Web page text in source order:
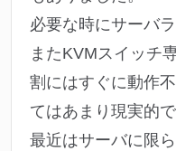
必要な時にサーバ
またKVMスイッチ
割にはすぐに動作
てはあまり現実的
最近はサーバに限